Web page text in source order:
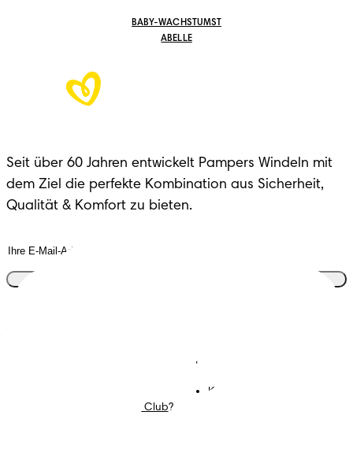
BABY-WACHSTUMST
ABELLE
Seit über 60 Jahren entwickelt Pampers Windeln mit
dem Ziel die perfekte Kombination aus Sicherheit,
Qualität & Komfort zu bieten.
Was ist der Pampers Club?
Kontakt